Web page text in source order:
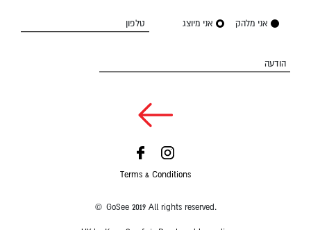
אני מלהק אני מיוצג טלפון
הודעה
Terms & Conditions
© GoSee 2019 All rights reserved.